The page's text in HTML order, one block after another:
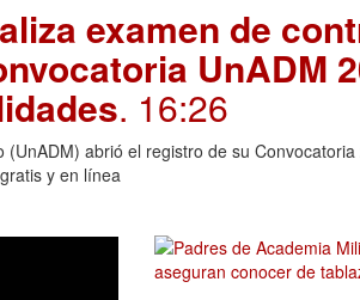
examen de
UnADM
. 16:26
abrió el registro de su
y en línea